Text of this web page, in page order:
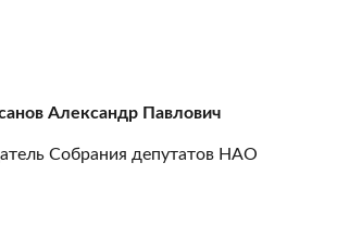
Александр Павлович
Собрания депутатов НАО